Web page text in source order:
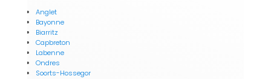
Anglet
Bayonne
Biarritz
Capbreton
Labenne
Ondres
Soorts-Hossegor